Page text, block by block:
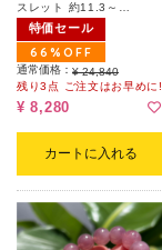
スレット 約11.3～
11.6mm（ランダム）
特価セール
66%OFF
通常価格： ¥ 24,840
残り3点 ご注文はお早めに!
¥ 8,280
カートに入れる